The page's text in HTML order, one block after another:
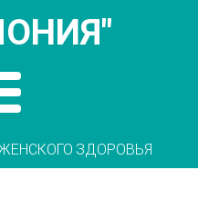
ЗДОРОВЬЯ